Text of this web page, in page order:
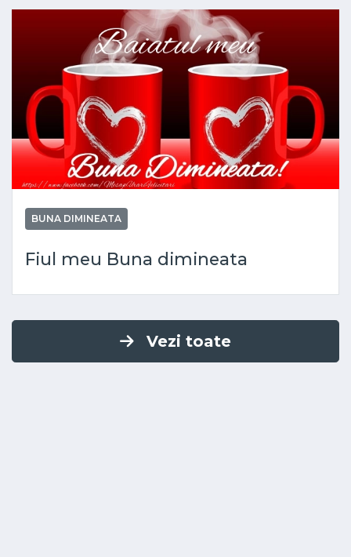
BUNA DIMINEATA
Fiul meu Buna dimineata
Vezi toate